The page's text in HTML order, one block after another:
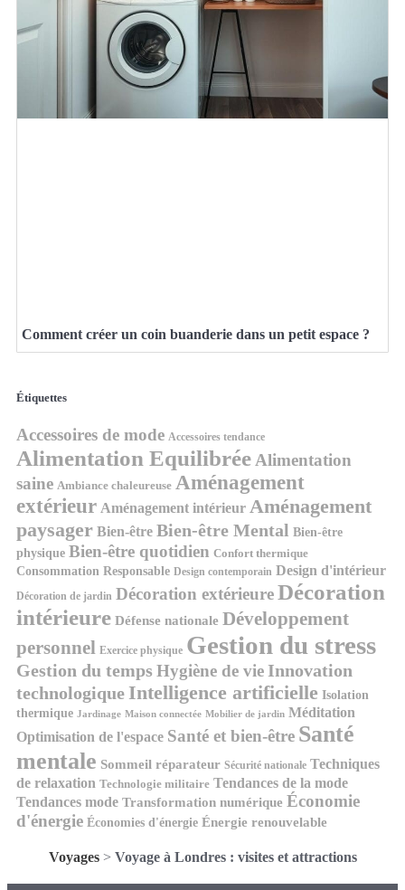
Comment créer un coin buanderie dans un petit espace ?
Étiquettes
Accessoires de mode Accessoires tendance
Alimentation Equilibrée Alimentation
saine Ambiance chaleureuse Aménagement
extérieur Aménagement intérieur Aménagement
paysager Bien-être Bien-être Mental Bien-être
physique Bien-être quotidien Confort thermique
Consommation Responsable Design contemporain Design d'intérieur
Décoration de jardin Décoration extérieureDécoration
intérieure Défense nationale Développement
personnel Exercice physique Gestion du stress
Gestion du temps Hygiène de vie Innovation
technologique Intelligence artificielle Isolation
thermique Jardinage Maison connectée Mobilier de jardin Méditation
Optimisation de l'espace Santé et bien-être Santé
mentale Sommeil réparateur Sécurité nationale Techniques
de relaxation Technologie militaire Tendances de la mode
Tendances mode Transformation numérique Économie
d'énergie Économies d'énergie Énergie renouvelable
Voyages> Voyage à Londres : visites et attractions